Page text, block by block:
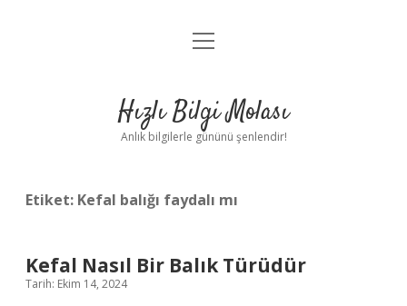
Anasayfa
Yasal Uyarı
menüyü
Hızlı Bilgi Molası
Anlık bilgilerle gününü şenlendir!
Etiket: Kefal balığı faydalı mı
Kefal Nasıl Bir Balık Türüdür
Tarih: Ekim 14, 2024